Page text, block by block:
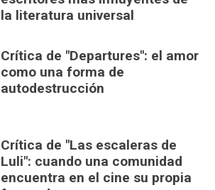
la literatura universal
Crítica de "Departures": el amor
como una forma de
autodestrucción
Crítica de "Las escaleras de
Luli": cuando una comunidad
encuentra en el cine su propia